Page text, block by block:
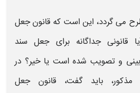
می گردد، این است که قانون جعل
قانونی جداگانه برایجعلسند
و تصویب شده است یا خیر؟ در
باید گفت، قانون جعل